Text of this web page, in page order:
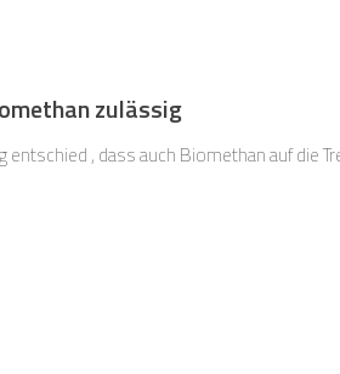
zulässig
, dass auch Biomethan auf die